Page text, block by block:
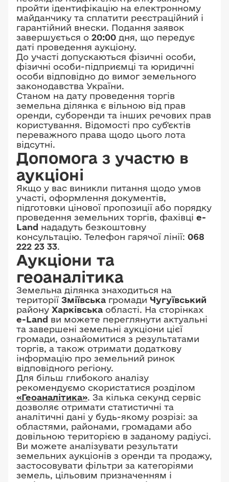
пройти ідентифікацію на електронному
майданчику та сплатити реєстраційний і
гарантійний внески. Подання заявок
завершується о 20:00 дня, що передує
даті проведення аукціону.
До участі допускаються фізичні особи,
фізичні особи-підприємці та юридичні
особи відповідно до вимог земельного
законодавства України.
Станом на дату проведення торгів
земельна ділянка є вільною від прав
оренди, суборенди та інших речових прав
користування. Відомості про суб'єктів
переважного права щодо цього лота
відсутні.
Допомога з участю в
аукціоні
Якщо у вас виникли питання щодо умов
участі, оформлення документів,
підготовки цінової пропозиції або порядку
проведення земельних торгів, фахівці e-
Land нададуть безкоштовну
консультацію. Телефон гарячої лінії: 068
222 23 33.
Аукціони та
геоаналітика
Земельна ділянка знаходиться на
території Зміївська громади Чугуївський
району Харківська області. На сторінках
e-Land ви можете переглянути актуальні
та завершені земельні аукціони цієї
громади, ознайомитися з результатами
торгів, а також отримати додаткову
інформацію про земельний ринок
відповідного регіону.
Для більш глибокого аналізу
рекомендуємо скористатися розділом
«Геоаналітика». За кілька секунд сервіс
дозволяє отримати статистичні та
аналітичні дані у будь-якому розрізі: за
областями, районами, громадами або
довільною територією в заданому радіусі.
Ви можете аналізувати результати
земельних аукціонів з оренди та продажу,
застосовувати фільтри за категоріями
земель, цільовим призначенням і